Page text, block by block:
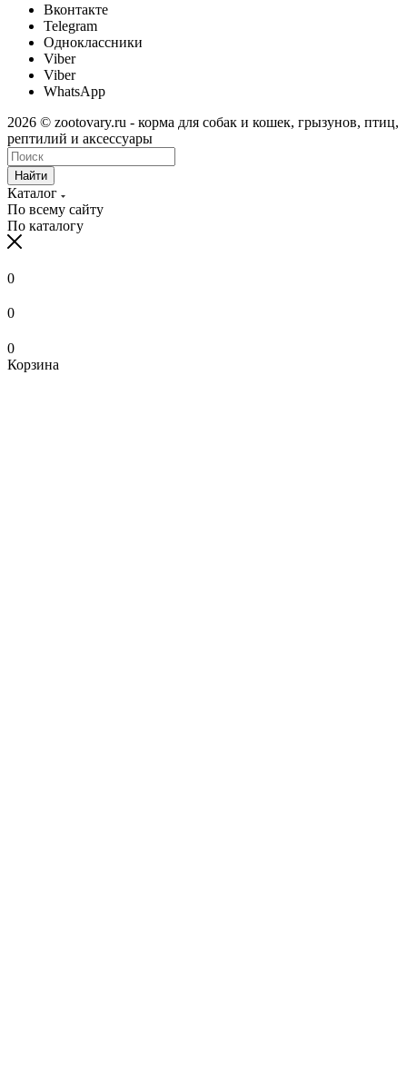
Вконтакте
Telegram
Одноклассники
Viber
Viber
WhatsApp
2026 © zootovary.ru - корма для собак и кошек, грызунов, птиц,
рептилий и аксессуары
Найти
Каталог
По всему сайту
По каталогу
0
0
0
Корзина